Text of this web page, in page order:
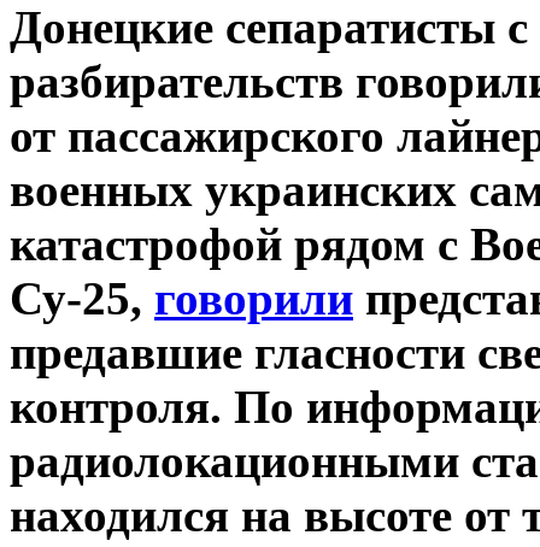
Донецкие сепаратисты
разбирательств
от пассажирского
военных украинских
катастрофой рядом с
Су-25, говорили
предавшие гласности
контроля. По
радиолокационными
находился на высоте от